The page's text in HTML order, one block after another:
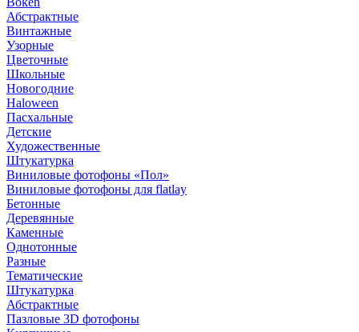
Абстрактные
Винтажные
Узорные
Цветочные
Школьные
Новогодние
Haloween
Пасхальные
Детские
Художественные
Штукатурка
Виниловые фотофоны «Пол»
Виниловые фотофоны для flatlay
Бетонные
Деревянные
Каменные
Однотонные
Разные
Тематические
Штукатурка
Абстрактные
Пазловые 3D фотофоны